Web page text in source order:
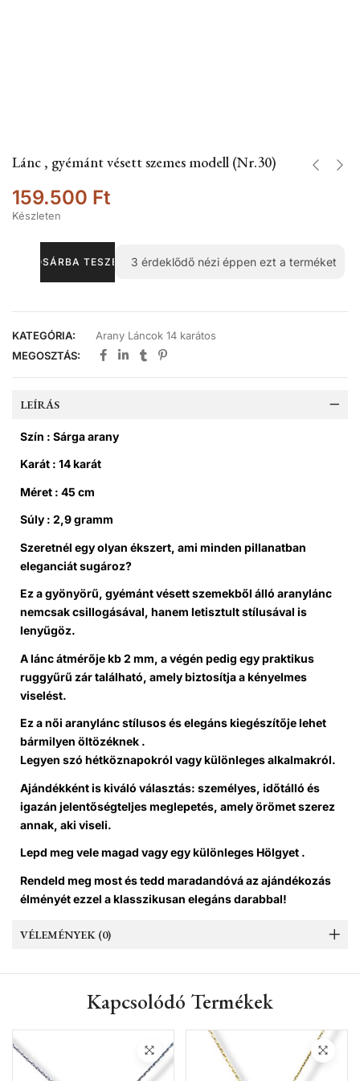
Lánc , gyémánt vésett szemes modell (Nr.30)
159.500 Ft
Készleten
KOSÁRBA TESZEM 3 érdeklődő nézi éppen ezt a terméket
KATEGÓRIA:
Arany Láncok 14 karátos
MEGOSZTÁS:
LEÍRÁS
Szín : Sárga arany
Karát : 14 karát
Méret : 45 cm
Súly : 2,9 gramm
Szeretnél egy olyan ékszert, ami minden pillanatban
eleganciát sugároz?
Ez a gyönyörű, gyémánt vésett szemekből álló aranylánc
nemcsak csillogásával, hanem letisztult stílusával is
lenyűgöz.
A lánc átmérője kb 2 mm, a végén pedig egy praktikus
ruggyűrű zár található, amely biztosítja a kényelmes
viselést.
Ez a női aranylánc stílusos és elegáns kiegészítője lehet
bármilyen öltözéknek .
Legyen szó hétköznapokról vagy különleges alkalmakról.
Ajándékként is kiváló választás: személyes, időtálló és
igazán jelentőségteljes meglepetés, amely örömet szerez
annak, aki viseli.
Lepd meg vele magad vagy egy különleges Hölgyet .
Rendeld meg most és tedd maradandóvá az ajándékozás
élményét ezzel a klasszikusan elegáns darabbal!
VÉLEMÉNYEK (0)
Kapcsolódó Termékek